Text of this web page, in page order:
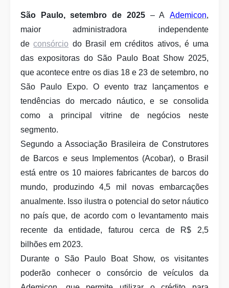
São Paulo, setembro de 2025– AAdemicon,
maior administradora independente
deconsórcio do Brasil em créditos ativos, é uma
das expositoras do São Paulo Boat Show 2025,
que acontece entre os dias 18 e 23 de setembro, no
São Paulo Expo. O evento traz lançamentos e
tendências do mercado náutico, e se consolida
como a principal vitrine de negócios neste
segmento.
Segundo a Associação Brasileira de Construtores
de Barcos e seus Implementos (Acobar), o Brasil
está entre os 10 maiores fabricantes de barcos do
mundo, produzindo 4,5 mil novas embarcações
anualmente. Isso ilustra o potencial do setor náutico
no país que, de acordo com o levantamento mais
recente da entidade, faturou cerca de R$ 2,5
bilhões em 2023.
Durante o São Paulo Boat Show, os visitantes
poderão conhecer o consórcio de veículos da